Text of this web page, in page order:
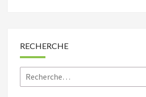
RECHERCHE
Rechercher :